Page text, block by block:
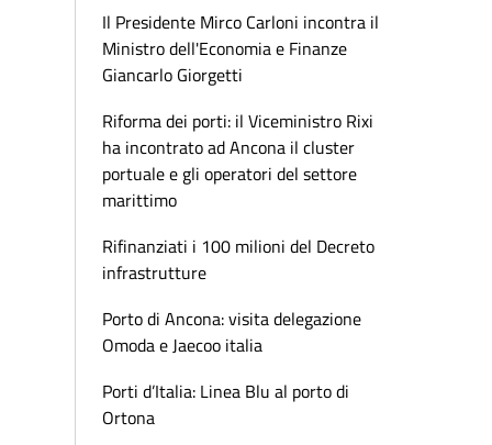
Il Presidente Mirco Carloni incontra il
Ministro dell'Economia e Finanze
Giancarlo Giorgetti
Riforma dei porti: il Viceministro Rixi
ha incontrato ad Ancona il cluster
portuale e gli operatori del settore
marittimo
Rifinanziati i 100 milioni del Decreto
infrastrutture
Porto di Ancona: visita delegazione
Omoda e Jaecoo italia
Porti d’Italia: Linea Blu al porto di
Ortona